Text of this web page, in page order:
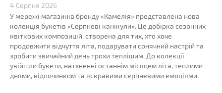
4 Серпня 2026
У мережі магазинів бренду «Камелія» представлена нова
колекція букетів «Серпневі канікули». Це добірка сезонних
квіткових композицій, створена для тих, хто хоче
продовжити відчуття літа, подарувати сонячний настрій та
зробити звичайний день трохи теплішим. До колекції
увійшли букети, натхненні останнім місяцем літа, теплими
днями, відпочинком та яскравими серпневими емоціями.